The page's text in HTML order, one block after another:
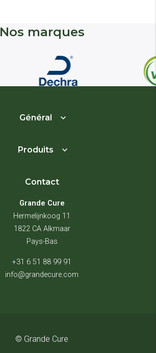
Nos marques
Général
Produits
Contact
Grande Cure
Hermelijnkoog 11
1822 CA Alkmaar
Pays-Bas
+31 6 51 88 99 91
info@grandecure.com
© Grande Cure